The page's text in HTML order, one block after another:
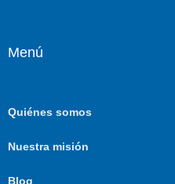
Menú
Quiénes somos
Nuestra misión
Blog